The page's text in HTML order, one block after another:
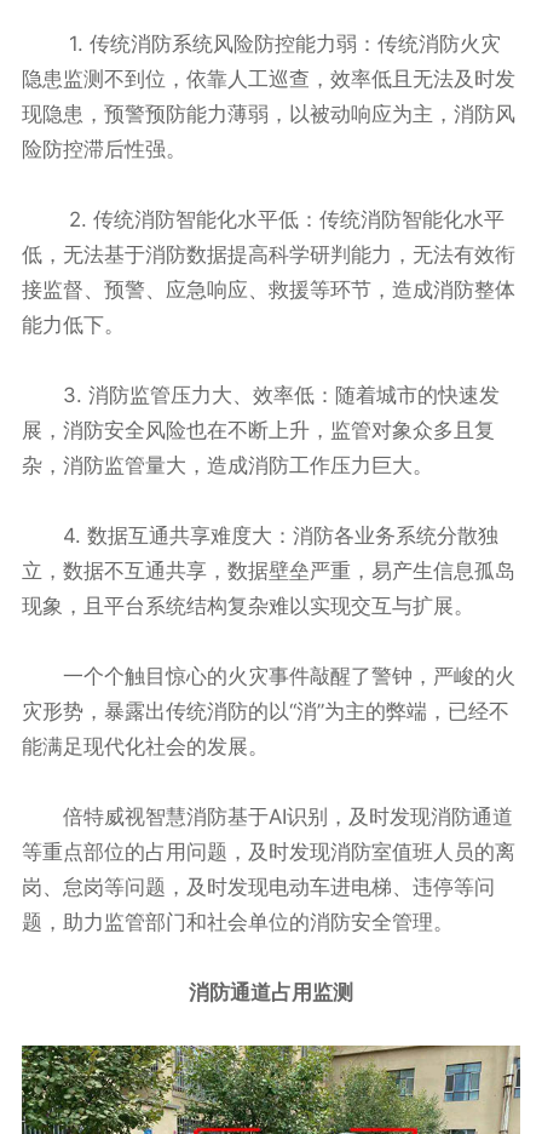
1. 传统消防系统风险防控能力弱：传统消防火灾
隐患监测不到位，依靠人工巡查，效率低且无法及时发
现隐患，预警预防能力薄弱，以被动响应为主，消防风
险防控滞后性强。
2. 传统消防智能化水平低：传统消防智能化水平
低，无法基于消防数据提高科学研判能力，无法有效衔
接监督、预警、应急响应、救援等环节，造成消防整体
能力低下。
3. 消防监管压力大、效率低：随着城市的快速发
展，消防安全风险也在不断上升，监管对象众多且复
杂，消防监管量大，造成消防工作压力巨大。
4. 数据互通共享难度大：消防各业务系统分散独
立，数据不互通共享，数据壁垒严重，易产生信息孤岛
现象，且平台系统结构复杂难以实现交互与扩展。
一个个触目惊心的火灾事件敲醒了警钟，严峻的火
灾形势，暴露出传统消防的以“消”为主的弊端，已经不
能满足现代化社会的发展。
倍特威视智慧消防基于AI识别，及时发现消防通道
等重点部位的占用问题，及时发现消防室值班人员的离
岗、怠岗等问题，及时发现电动车进电梯、违停等问
题，助力监管部门和社会单位的消防安全管理。
消防通道占用监测